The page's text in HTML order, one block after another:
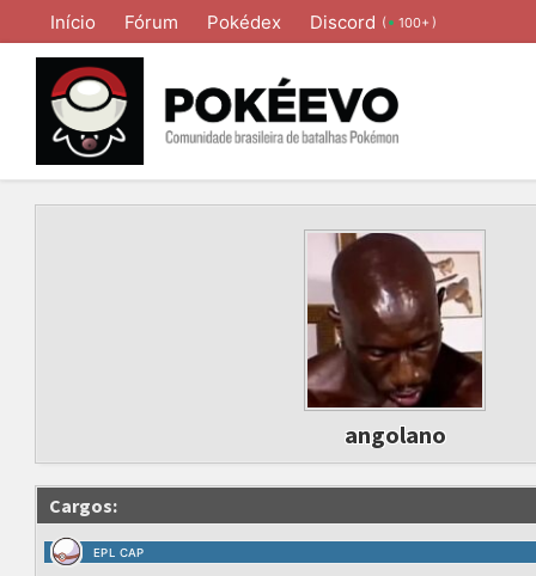
Início Fórum Pokédex Discord ( 100+ )
angolano
Cargos:
EPL CAP